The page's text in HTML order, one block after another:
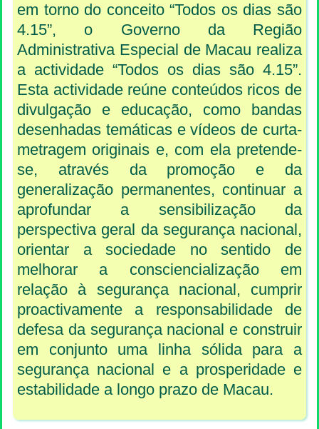
em torno do conceito “Todos os dias são
4.15”, o Governo da Região
Administrativa Especial de Macau realiza
a actividade “Todos os dias são 4.15”.
Esta actividade reúne conteúdos ricos de
divulgação e educação, como bandas
desenhadas temáticas e vídeos de curta-
metragem originais e, com ela pretende-
se, através da promoção e da
generalização permanentes, continuar a
aprofundar a sensibilização da
perspectiva geral da segurança nacional,
orientar a sociedade no sentido de
melhorar a consciencialização em
relação à segurança nacional, cumprir
proactivamente a responsabilidade de
defesa da segurança nacional e construir
em conjunto uma linha sólida para a
segurança nacional e a prosperidade e
estabilidade a longo prazo de Macau.